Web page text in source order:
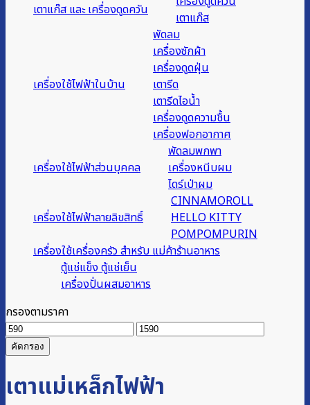
เตาแก๊ส และ เครื่องดูดควัน
เตาแก๊ส
เครื่องใช้ไฟฟ้าในบ้าน
พัดลม
เครื่องซักผ้า
เครื่องดูดฝุ่น
เตารีด
เตารีดไอน้ำ
เครื่องดูดความชื้น
เครื่องฟอกอากาศ
เครื่องใช้ไฟฟ้าส่วนบุคคล
พัดลมพกพา
เครื่องหนีบผม
ไดร์เป่าผม
เครื่องใช้ไฟฟ้าลายลิขสิทธิ์
CINNAMOROLL
HELLO KITTY
POMPOMPURIN
เครื่องใช้เครื่องครัว สำหรับ แม่ค้าร้านอาหาร
ตู้แช่แข็ง ตู้แช่เย็น
เครื่องปั่นผสมอาหาร
กรองตามราคา
ราคา
ต่ำ
สุด
ราคา
คัดกรอง
เตาแม่เหล็กไฟฟ้า